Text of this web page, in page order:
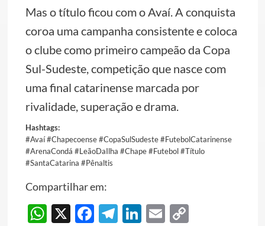
Mas o título ficou com o Avaí. A conquista
coroa uma campanha consistente e coloca
o clube como primeiro campeão da Copa
Sul-Sudeste, competição que nasce com
uma final catarinense marcada por
rivalidade, superação e drama.
Hashtags:
#Avaí #Chapecoense #CopaSulSudeste #FutebolCatarinense
#ArenaCondá #LeãoDaIlha #Chape #Futebol #Título
#SantaCatarina #Pênaltis
Compartilhar em:
WhatsApp
X Facebook
Telegram
LinkedIn
EmailCopy